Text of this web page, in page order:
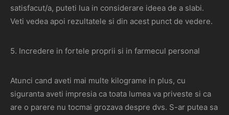
satisfacut/a, puteti lua in considerare ideea de a slabi.
Veti vedea apoi rezultatele si din acest punct de vedere.
5. Incredere in fortele proprii si in farmecul personal
Atunci cand aveti mai multe kilograme in plus, cu
siguranta aveti impresia ca toata lumea va priveste si ca
are o parere nu tocmai grozava despre dvs. S-ar putea sa